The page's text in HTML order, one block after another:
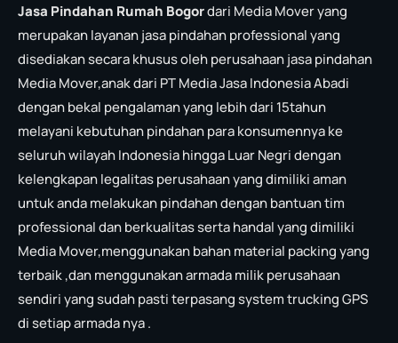
Jasa Pindahan Rumah Bogordari Media Mover yang
merupakan layanan jasa pindahan professional yang
disediakan secara khusus oleh perusahaan jasa pindahan
Media Mover,anak dari PT Media Jasa Indonesia Abadi
dengan bekal pengalaman yang lebih dari 15tahun
melayani kebutuhan pindahan para konsumennya ke
seluruh wilayah Indonesia hingga Luar Negri dengan
kelengkapan legalitas perusahaan yang dimiliki aman
untuk anda melakukan pindahan dengan bantuan tim
professional dan berkualitas serta handal yang dimiliki
Media Mover,menggunakan bahan material packing yang
terbaik ,dan menggunakan armada milik perusahaan
sendiri yang sudah pasti terpasang system trucking GPS
di setiap armada nya .